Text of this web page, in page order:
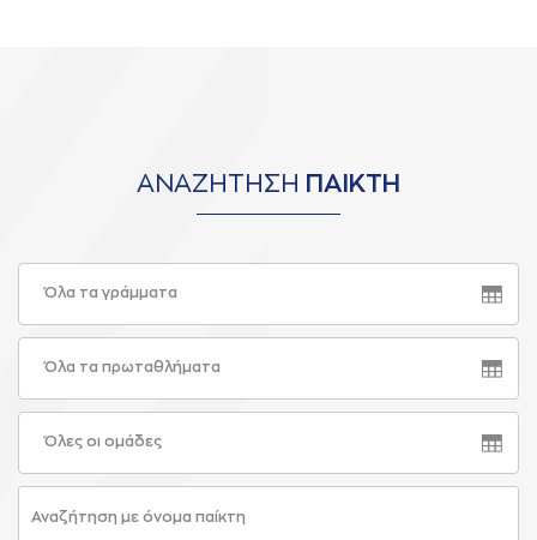
ΑΝΑΖΗΤΗΣΗ ΠΑΙΚΤΗ
Όλα τα γράμματα
Όλα τα πρωταθλήματα
Όλες οι ομάδες